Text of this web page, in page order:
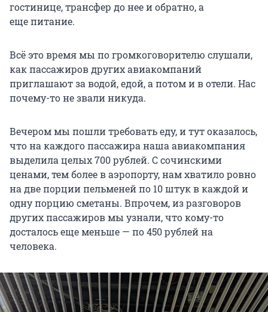
гостинице, трансфер до нее и обратно, а
еще питание.
Всё это время мы по громкоговорителю слушали,
как пассажиров других авиакомпаний
приглашают за водой, едой, а потом и в отели. Нас
почему-то не звали никуда.
Вечером мы пошли требовать еду, и тут оказалось,
что на каждого пассажира наша авиакомпания
выделила целых 700 рублей. С сочинскими
ценами, тем более в аэропорту, нам хватило ровно
на две порции пельменей по 10 штук в каждой и
одну порцию сметаны. Впрочем, из разговоров
других пассажиров мы узнали, что кому-то
досталось еще меньше — по 450 рублей на
человека.